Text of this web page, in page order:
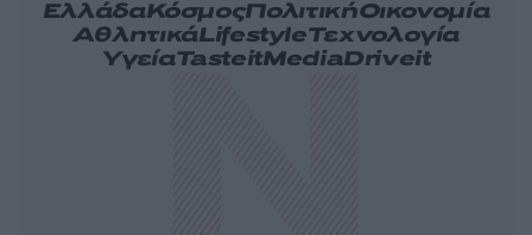
ΕλλάδαΚόσμοςΠολιτικήΟικονομία
ΑθλητικάLifestyleΤεχνολογία
ΥγείαTasteitMediaDriveit